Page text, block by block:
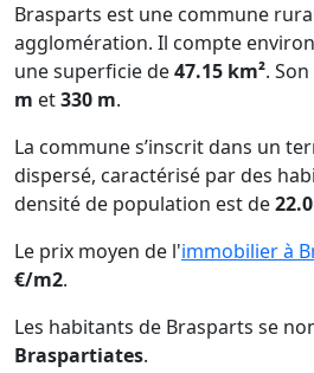
Brasparts est une commune
agglomération. Il compte environ
une superficie de47.15 km².
m et330 m.
La commune s’inscrit dans un
dispersé, caractérisé par des
densité de population est de
Le prix moyen de l'immobilier à
€/m2.
Les habitants de Brasparts se
Braspartiates.